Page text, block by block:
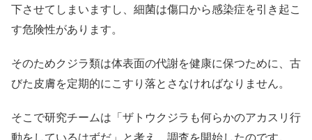
下させてしまいますし、細菌は傷口から感染症を引き起こ
す危険性があります。
そのためクジラ類は体表面の代謝を健康に保つために、古
びた皮膚を定期的にこすり落とさなければなりません。
そこで研究チームは「ザトウクジラも何らかのアカスリ行